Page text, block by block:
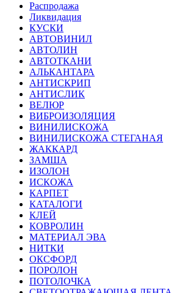
Распродажа
Ликвидация
КУСКИ
АВТОВИНИЛ
АВТОЛИН
АВТОТКАНИ
АЛЬКАНТАРА
АНТИСКРИП
АНТИСЛИК
ВЕЛЮР
ВИБРОИЗОЛЯЦИЯ
ВИНИЛИСКОЖА
ВИНИЛИСКОЖА СТЕГАНАЯ
ЖАККАРД
ЗАМША
ИЗОЛОН
ИСКОЖА
КАРПЕТ
КАТАЛОГИ
КЛЕЙ
КОВРОЛИН
МАТЕРИАЛ ЭВА
НИТКИ
ОКСФОРД
ПОРОЛОН
ПОТОЛОЧКА